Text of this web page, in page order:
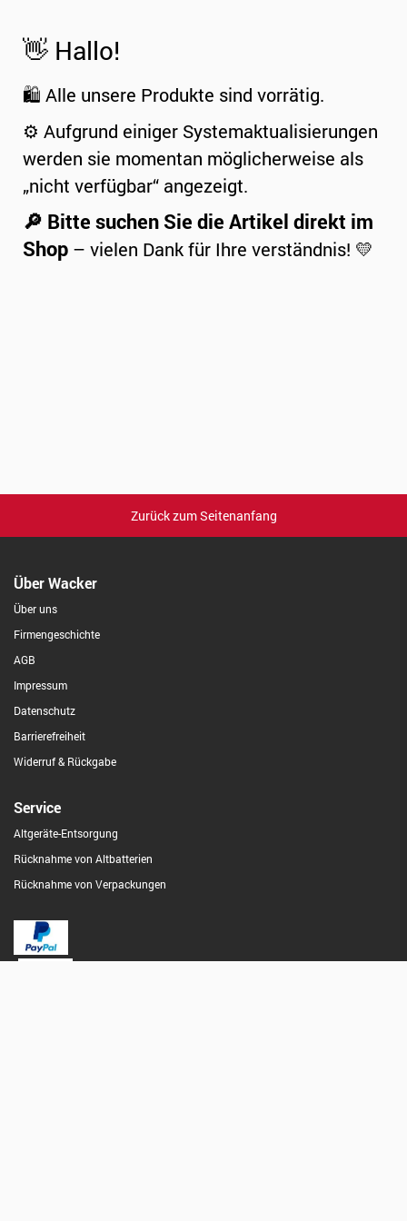
👋 Hallo!
🛍️ Alle unsere Produkte sind vorrätig.
⚙️ Aufgrund einiger Systemaktualisierungen
werden sie momentan möglicherweise als
„nicht verfügbar“ angezeigt.
🔎 Bitte suchen Sie die Artikel direkt im
Shop – vielen Dank für Ihre verständnis! 💛
Zurück zum Seitenanfang
Über Wacker
Über uns
Firmengeschichte
AGB
Impressum
Datenschutz
Barrierefreiheit
Widerruf & Rückgabe
Service
Altgeräte-Entsorgung
Rücknahme von Altbatterien
Rücknahme von Verpackungen